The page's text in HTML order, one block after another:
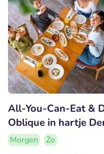
All-You-Can-Eat &
Oblique in hartje
Morgen
Zo